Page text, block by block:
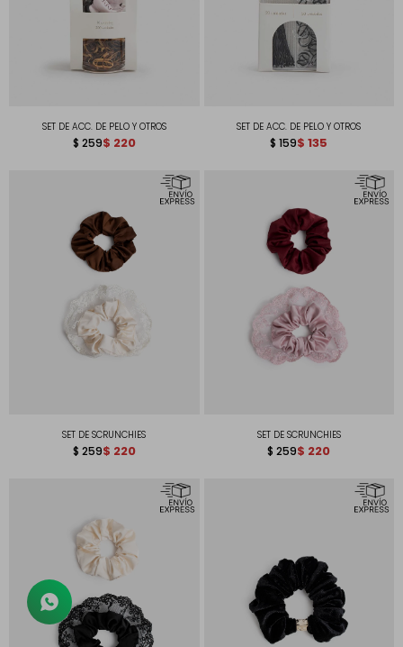
SET DE ACC. DE PELO Y OTROS
$ 259$ 220
SET DE ACC. DE PELO Y OTROS
$ 159$ 135
SET DE SCRUNCHIES
$ 259$ 220
SET DE SCRUNCHIES
$ 259$ 220